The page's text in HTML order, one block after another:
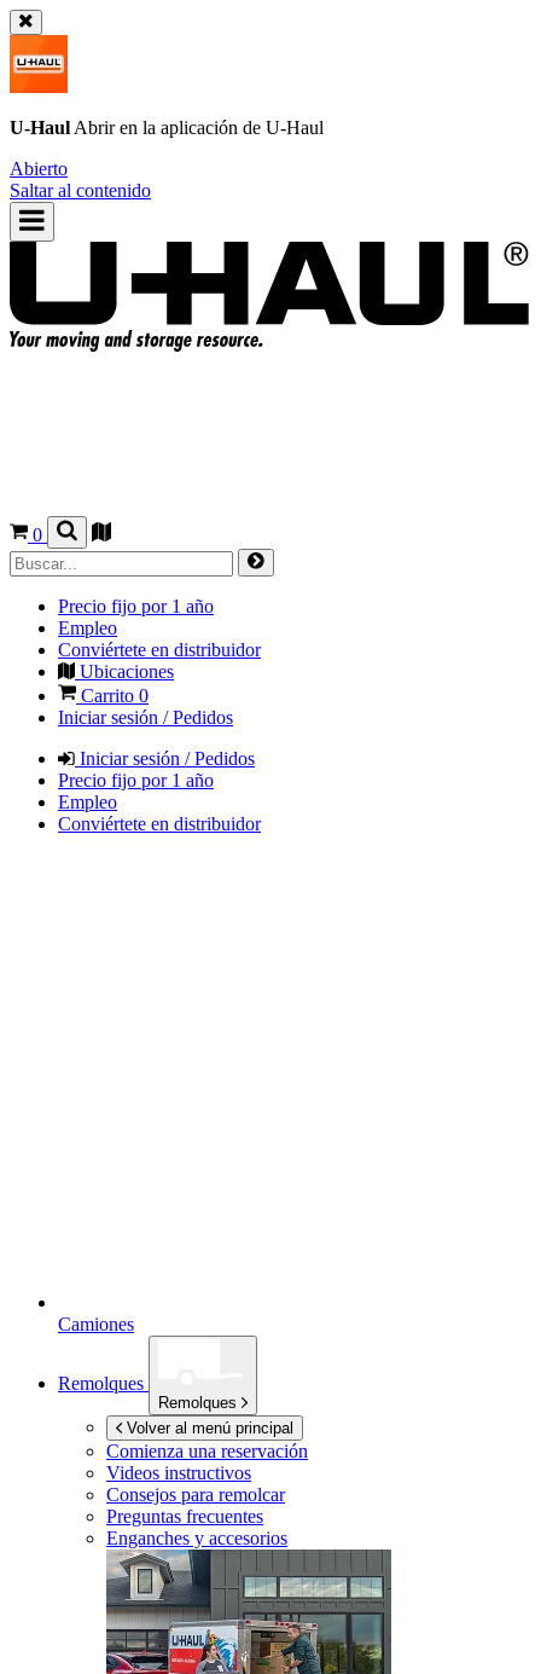
U-Haul Abrir en la aplicación de U-Haul
Abierto
Saltar al contenido
0
Precio fijo por 1 año
Empleo
Conviértete en distribuidor
Ubicaciones
Carrito 0
Iniciar sesión / Pedidos
Iniciar sesión / Pedidos
Precio fijo por 1 año
Empleo
Conviértete en distribuidor
Camiones
Remolques
Remolques
Volver al menú principal
Comienza una reservación
Videos instructivos
Consejos para remolcar
Preguntas frecuentes
Enganches y accesorios